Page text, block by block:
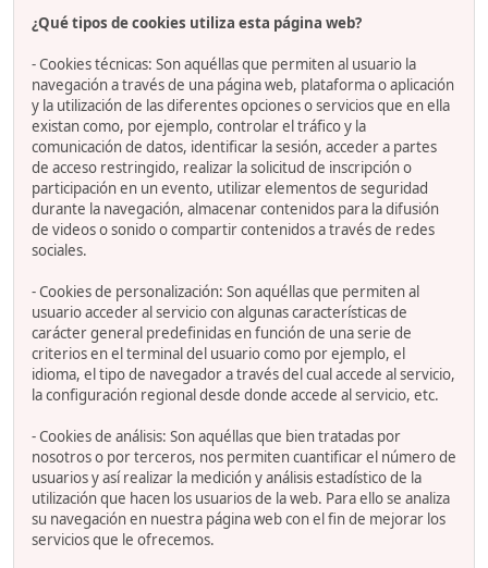
¿Qué tipos de cookies utiliza esta página web?
- Cookies técnicas: Son aquéllas que permiten al usuario la
navegación a través de una página web, plataforma o aplicación
y la utilización de las diferentes opciones o servicios que en ella
existan como, por ejemplo, controlar el tráfico y la
comunicación de datos, identificar la sesión, acceder a partes
de acceso restringido, realizar la solicitud de inscripción o
participación en un evento, utilizar elementos de seguridad
durante la navegación, almacenar contenidos para la difusión
de videos o sonido o compartir contenidos a través de redes
sociales.
- Cookies de personalización: Son aquéllas que permiten al
usuario acceder al servicio con algunas características de
carácter general predefinidas en función de una serie de
criterios en el terminal del usuario como por ejemplo, el
idioma, el tipo de navegador a través del cual accede al servicio,
la configuración regional desde donde accede al servicio, etc.
- Cookies de análisis: Son aquéllas que bien tratadas por
nosotros o por terceros, nos permiten cuantificar el número de
usuarios y así realizar la medición y análisis estadístico de la
utilización que hacen los usuarios de la web. Para ello se analiza
su navegación en nuestra página web con el fin de mejorar los
servicios que le ofrecemos.